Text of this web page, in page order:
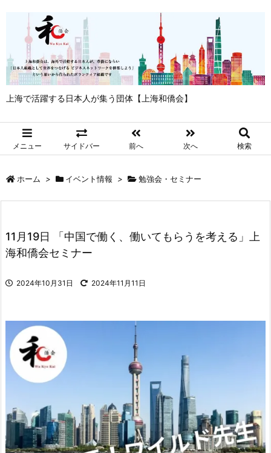
上海で活躍する日本人が集う団体【上海和僑会】
メニュー サイドバー 前へ 次へ 検索
ホーム > イベント情報 > 勉強会・セミナー
11月19日 「中国で働く、働いてもらうを考える」上
海和僑会セミナー
2024年10月31日 2024年11月11日